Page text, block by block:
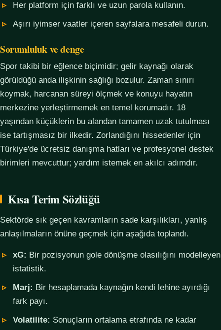
Her platform için farklı ve uzun parola kullanın.
Aşırı iyimser vaatler içeren sayfalara mesafeli durun.
Sorumluluk ve denge
Spor takibi bir eğlence biçimidir; gelir kaynağı olarak
görüldüğü anda ilişkinin sağlığı bozulur. Zaman sınırı
koymak, harcanan süreyi ölçmek ve konuyu hayatın
merkezine yerleştirmemek en temel korumadır. 18
yaşından küçüklerin bu alandan tamamen uzak tutulması
ise tartışmasız bir ilkedir. Zorlandığını hissedenler için
Türkiye'de ücretsiz danışma hatları ve profesyonel destek
birimleri mevcuttur; yardım istemek en akılcı adımdır.
Kısa Terim Sözlüğü
Sektörde sık geçen kavramların sade karşılıkları, yanlış
anlaşılmaların önüne geçmek için aşağıda toplandı.
xG: Bir pozisyonun gole dönüşme olasılığını modelleyen
istatistik.
Marj: Bir hesaplamada kaynağın kendi lehine ayırdığı
fark payı.
Volatilite: Sonuçların ortalama etrafında ne kadar